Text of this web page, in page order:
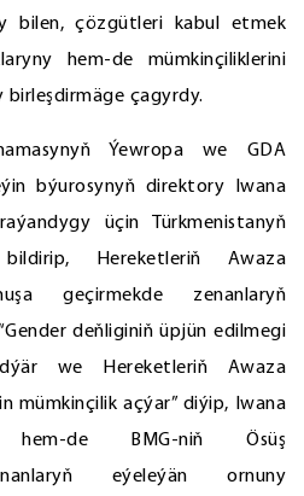
bilen, çözgütleri kabul etmek
hem-de mümkinçiliklerini
çagyrdy.
Ýewropa we GDA
býurosynyň direktory Iwana
üçin Türkmenistanyň
Hereketleriň Awaza
geçirmekde zenanlaryň
deňliginiň üpjün edilmegi
we Hereketleriň Awaza
mümkinçilik açýar” diýip, Iwana
de BMG-niň Ösüş
eýeleýän ornuny